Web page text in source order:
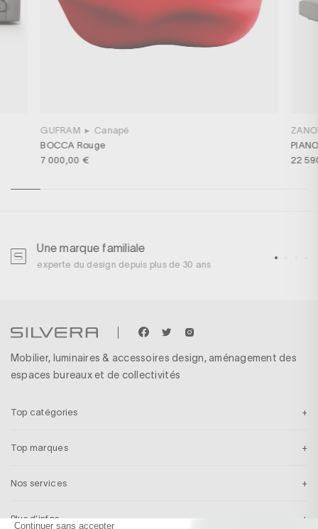
GUFRAM ▸ Canapé
BOCCA Rouge
7 000,00 €
22
Une marque familiale
experte du design depuis plus de 30 ans
Mobilier, luminaires & accessoires design, aménagement des
espaces bureaux et de collectivités
Top catégories
Top marques
Nos services
Plus d’infos